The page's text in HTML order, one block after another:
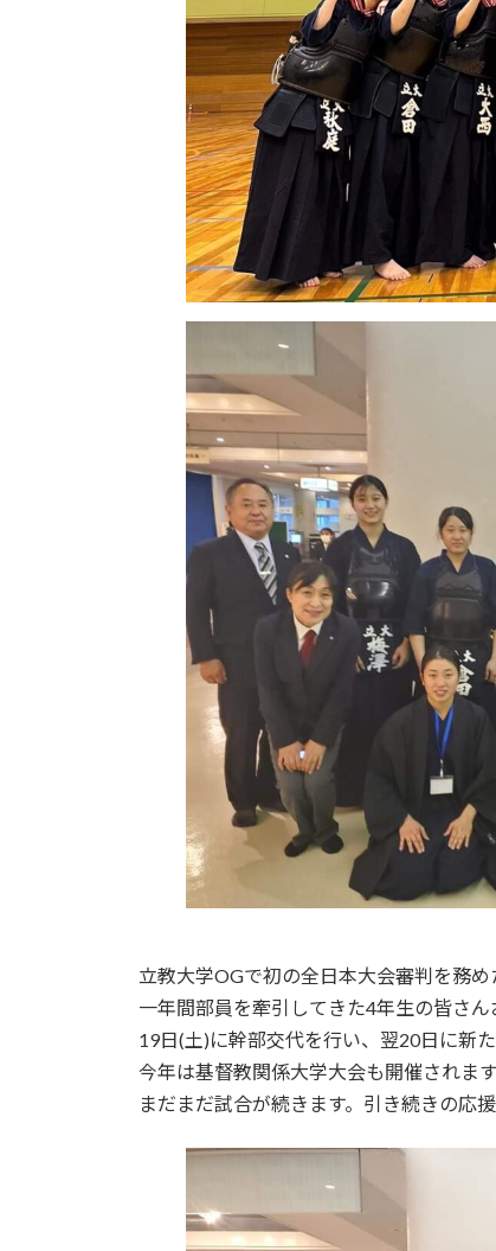
立教大学OGで初の全日本大会審判を務め
一年間部員を牽引してきた4年生の皆さん
19日(土)に幹部交代を行い、翌20日に新
今年は基督教関係大学大会も開催されま
まだまだ試合が続きます。引き続きの応